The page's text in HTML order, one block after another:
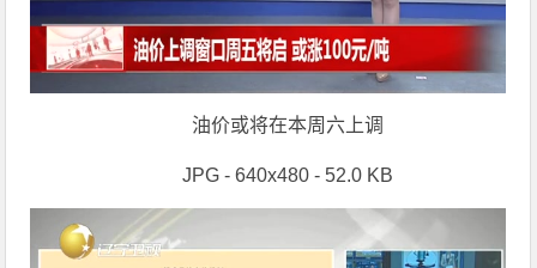
油价或将在本周六上调
JPG - 640x480 - 52.0 KB